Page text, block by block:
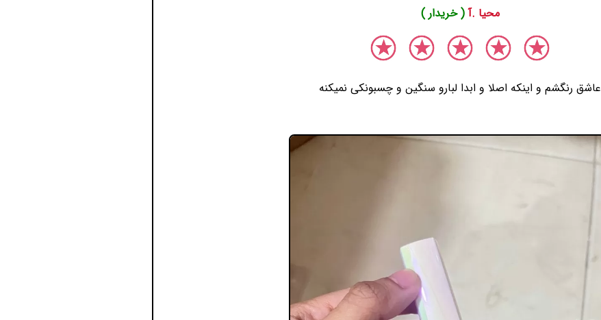
محیا .آ( خریدار )
عاشق رنگشم و اینکه اصلا و ابدا لبارو سنگین و چسبونکی نمیکنه